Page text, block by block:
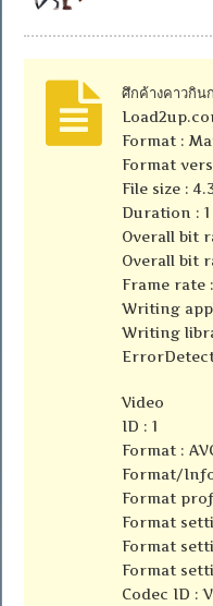
ศึกค้างคาวกิ
Format :
Format
File size :
Duration :
Overall bit
Overall bit
Frame rate
Writing
Writing
Video
ID : 1
Format :
Format/
Format
Format
Format
Format
Codec ID :